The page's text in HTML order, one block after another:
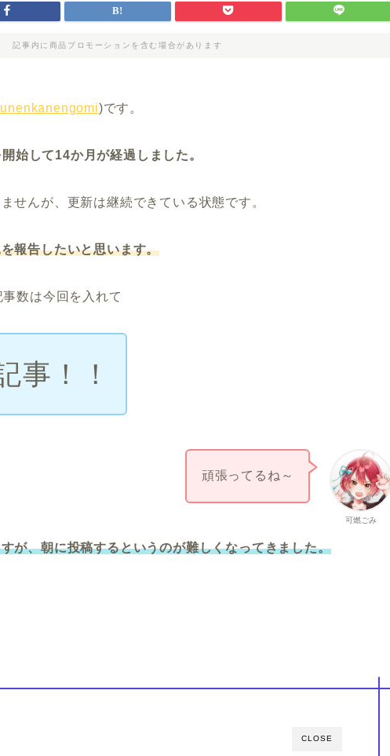
記事内に商品プロモーションを含む場合があります
)です。
始して14か月が経過しました。
せんが、更新は継続できている状態です。
報告したいと思います。
数は今回を入れて
事！！
可燃ごみ
頑張ってるね～
が、朝に投稿するというのが難しくなってきました。
CLOSE